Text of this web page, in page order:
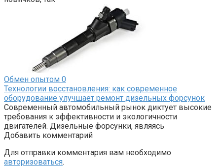
Обмен опытом 0
Технологии восстановления: как современное
оборудование улучшает ремонт дизельных форсунок
Современный автомобильный рынок диктует высокие
требования к эффективности и экологичности
двигателей. Дизельные форсунки, являясь
Добавить комментарий
Для отправки комментария вам необходимо
авторизоваться.